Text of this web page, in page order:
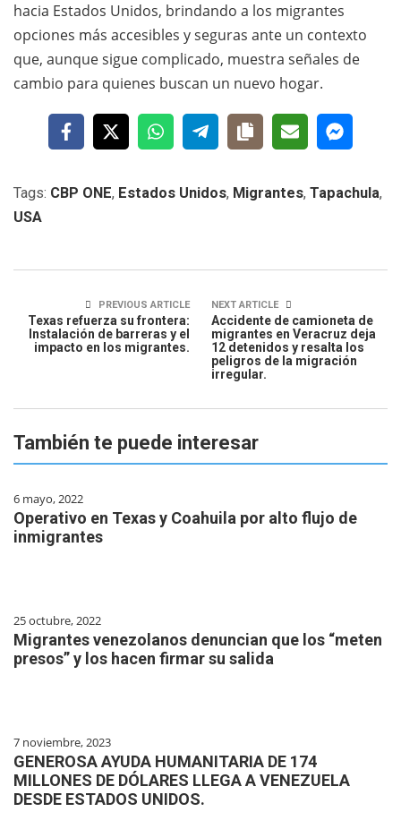
hacia Estados Unidos, brindando a los migrantes
opciones más accesibles y seguras ante un contexto
que, aunque sigue complicado, muestra señales de
cambio para quienes buscan un nuevo hogar.
Tags: CBP ONE, Estados Unidos, Migrantes, Tapachula,
USA
PREVIOUS ARTICLE
Texas refuerza su frontera:
Instalación de barreras y el
impacto en los migrantes.
NEXT ARTICLE
Accidente de camioneta de
migrantes en Veracruz deja
12 detenidos y resalta los
peligros de la migración
irregular.
También te puede interesar
6 mayo, 2022
Operativo en Texas y Coahuila por alto flujo de
inmigrantes
25 octubre, 2022
Migrantes venezolanos denuncian que los “meten
presos” y los hacen firmar su salida
7 noviembre, 2023
GENEROSA AYUDA HUMANITARIA DE 174
MILLONES DE DÓLARES LLEGA A VENEZUELA
DESDE ESTADOS UNIDOS.